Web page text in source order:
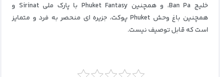
خلیج Ban Pa، و همچنین Phuket Fantasy با پارک ملی Sirinat و
همچنین باغ وحش Phuket پوکت، جزیره ای منحصر به فرد و متمایز
است که قابل توصیف نیست.